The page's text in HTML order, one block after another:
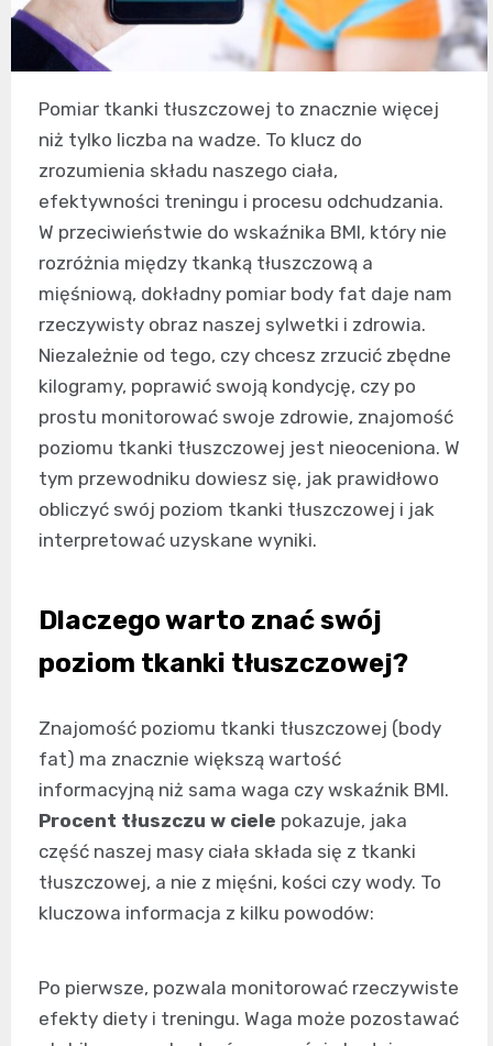
Pomiar tkanki tłuszczowej to znacznie więcej
niż tylko liczba na wadze. To klucz do
zrozumienia składu naszego ciała,
efektywności treningu i procesu odchudzania.
W przeciwieństwie do wskaźnika BMI, który nie
rozróżnia między tkanką tłuszczową a
mięśniową, dokładny pomiar body fat daje nam
rzeczywisty obraz naszej sylwetki i zdrowia.
Niezależnie od tego, czy chcesz zrzucić zbędne
kilogramy, poprawić swoją kondycję, czy po
prostu monitorować swoje zdrowie, znajomość
poziomu tkanki tłuszczowej jest nieoceniona. W
tym przewodniku dowiesz się, jak prawidłowo
obliczyć swój poziom tkanki tłuszczowej i jak
interpretować uzyskane wyniki.
Dlaczego warto znać swój
poziom tkanki tłuszczowej?
Znajomość poziomu tkanki tłuszczowej (body
fat) ma znacznie większą wartość
informacyjną niż sama waga czy wskaźnik BMI.
Procent tłuszczu w ciele pokazuje, jaka
część naszej masy ciała składa się z tkanki
tłuszczowej, a nie z mięśni, kości czy wody. To
kluczowa informacja z kilku powodów:
Po pierwsze, pozwala monitorować rzeczywiste
efekty diety i treningu. Waga może pozostawać